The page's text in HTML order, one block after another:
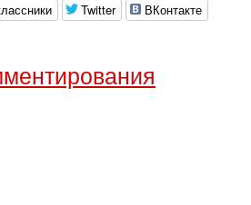
Twitter ВКонтакте